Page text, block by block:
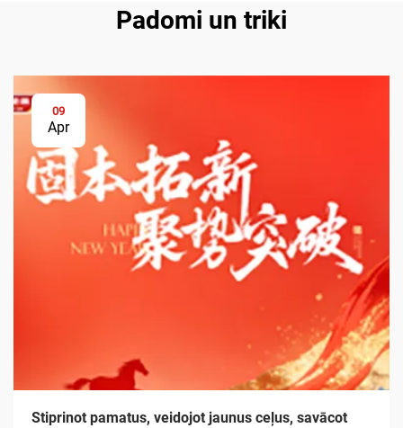
Padomi un triki
09
Apr
Stiprinot pamatus, veidojot jaunus ceļus, savācot